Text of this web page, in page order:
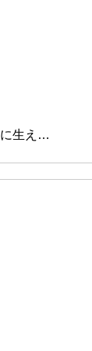
生え…